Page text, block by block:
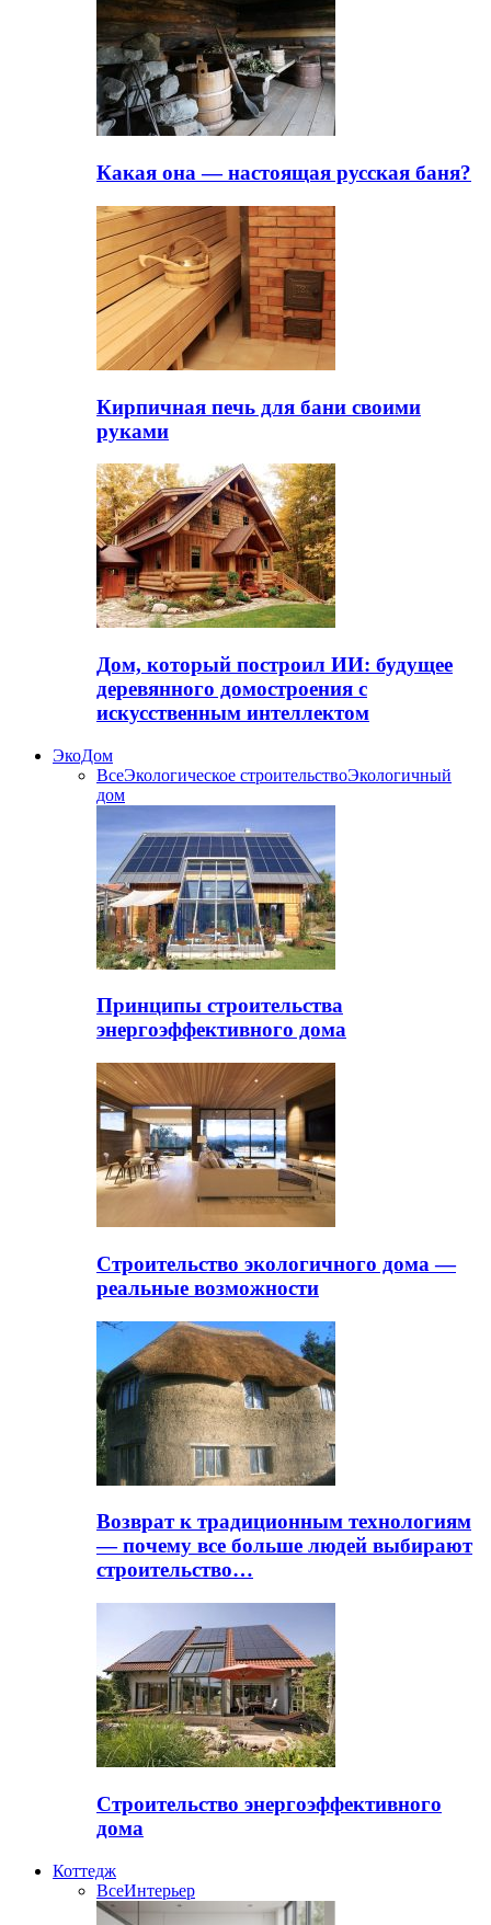
Какая она — настоящая русская баня?
Кирпичная печь для бани своими
руками
Дом, который построил ИИ: будущее
деревянного домостроения с
искусственным интеллектом
ЭкоДом
ВсеЭкологическое строительствоЭкологичный
дом
Принципы строительства
энергоэффективного дома
Строительство экологичного дома —
реальные возможности
Возврат к традиционным технологиям
— почему все больше людей выбирают
строительство…
Строительство энергоэффективного
дома
Коттедж
ВсеИнтерьер